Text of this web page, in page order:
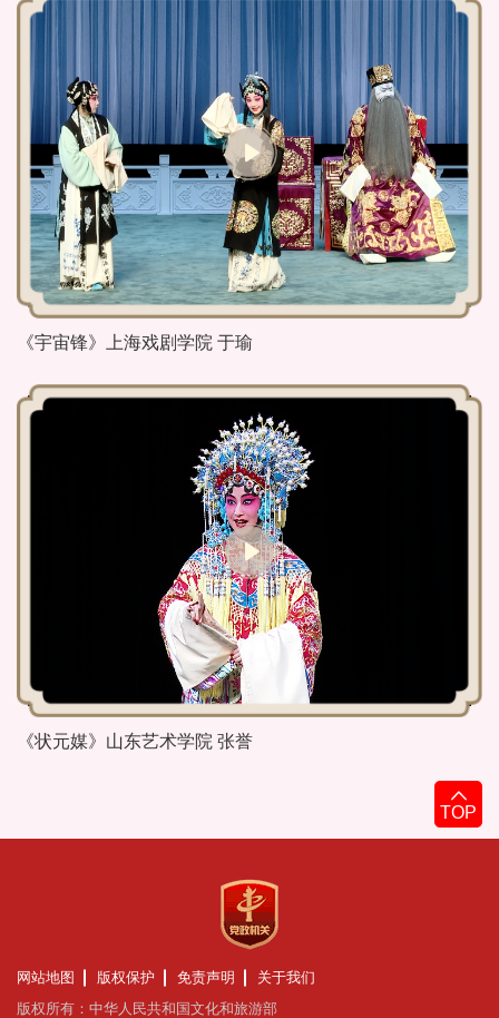
TOP
《宇宙锋》上海戏剧学院 于瑜
《状元媒》山东艺术学院 张誉
网站地图 版权保护 免责声明
关于我们
版权所有：中华人民共和国文化和旅游部